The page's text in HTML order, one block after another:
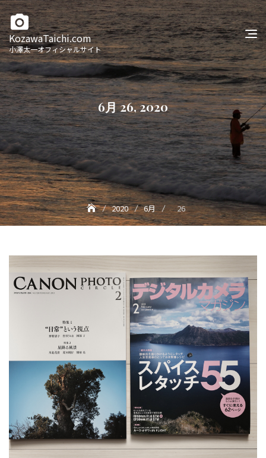
Skip
to
content
KozawaTaichi.com
小澤太一オフィシャルサイト
6月 26, 2020
2020 6月 26